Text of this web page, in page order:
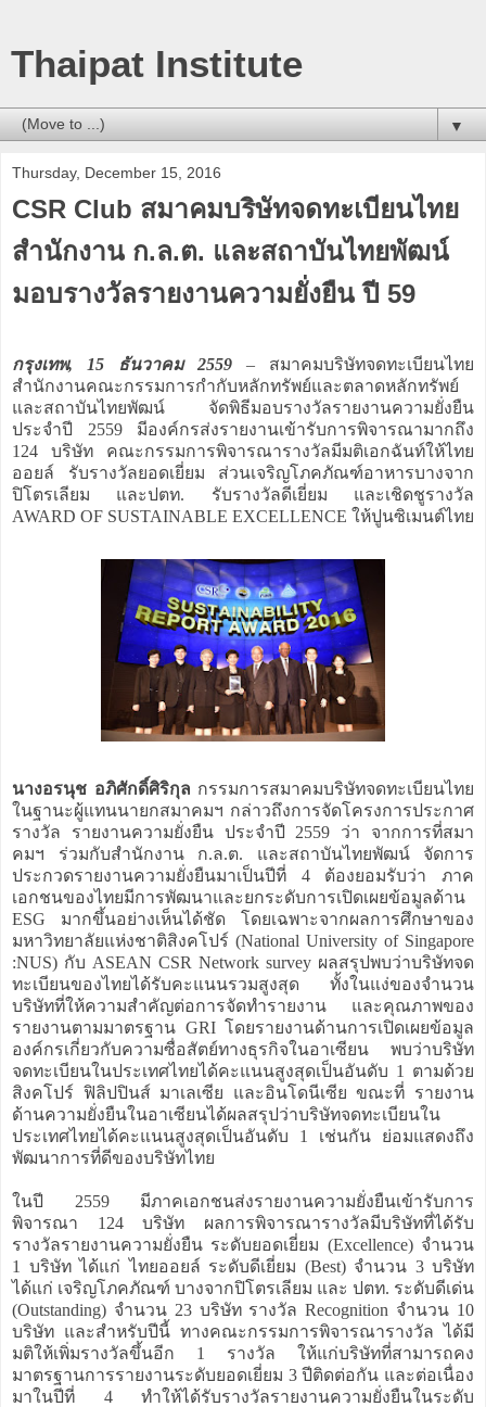
Thaipat Institute
▼
Thursday, December 15, 2016
CSR Club สมาคมบริษัทจดทะเบียนไทย
สำนักงาน ก.ล.ต. และสถาบันไทยพัฒน์
มอบรางวัลรายงานความยั่งยืน ปี 59
กรุงเทพ, 15 ธันวาคม 2559 – สมาคมบริษัทจดทะเบียนไทย
สำนักงานคณะกรรมการกำกับหลักทรัพย์และตลาดหลักทรัพย์
และสถาบันไทยพัฒน์ จัดพิธีมอบรางวัลรายงานความยั่งยืน
ประจำปี 2559 มีองค์กรส่งรายงานเข้ารับการพิจารณามากถึง
124 บริษัท คณะกรรมการพิจารณารางวัลมีมติเอกฉันท์ให้ไทย
ออยล์ รับรางวัลยอดเยี่ยม ส่วนเจริญโภคภัณฑ์อาหารบางจาก
ปิโตรเลียม และปตท. รับรางวัลดีเยี่ยม และเชิดชูรางวัล
AWARD OF SUSTAINABLE EXCELLENCE ให้ปูนซิเมนต์ไทย
นางอรนุช อภิศักดิ์ศิริกุล กรรมการสมาคมบริษัทจดทะเบียนไทย
ในฐานะผู้แทนนายกสมาคมฯ กล่าวถึงการจัดโครงการประกาศ
รางวัล รายงานความยั่งยืน ประจำปี 2559 ว่า จากการที่สมา
คมฯ ร่วมกับสำนักงาน ก.ล.ต. และสถาบันไทยพัฒน์ จัดการ
ประกวดรายงานความยั่งยืนมาเป็นปีที่ 4 ต้องยอมรับว่า ภาค
เอกชนของไทยมีการพัฒนาและยกระดับการเปิดเผยข้อมูลด้าน
ESG มากขึ้นอย่างเห็นได้ชัด โดยเฉพาะจากผลการศึกษาของ
มหาวิทยาลัยแห่งชาติสิงคโปร์ (National University of Singapore
:NUS) กับ ASEAN CSR Network survey ผลสรุปพบว่าบริษัทจด
ทะเบียนของไทยได้รับคะแนนรวมสูงสุด ทั้งในแง่ของจำนวน
บริษัทที่ให้ความสำคัญต่อการจัดทำรายงาน และคุณภาพของ
รายงานตามมาตรฐาน GRI โดยรายงานด้านการเปิดเผยข้อมูล
องค์กรเกี่ยวกับความซื่อสัตย์ทางธุรกิจในอาเซียน พบว่าบริษัท
จดทะเบียนในประเทศไทยได้คะแนนสูงสุดเป็นอันดับ 1 ตามด้วย
สิงคโปร์ ฟิลิปปินส์ มาเลเซีย และอินโดนีเซีย ขณะที่ รายงาน
ด้านความยั่งยืนในอาเซียนได้ผลสรุปว่าบริษัทจดทะเบียนใน
ประเทศไทยได้คะแนนสูงสุดเป็นอันดับ 1 เช่นกัน ย่อมแสดงถึง
พัฒนาการที่ดีของบริษัทไทย
ในปี 2559 มีภาคเอกชนส่งรายงานความยั่งยืนเข้ารับการ
พิจารณา 124 บริษัท ผลการพิจารณารางวัลมีบริษัทที่ได้รับ
รางวัลรายงานความยั่งยืน ระดับยอดเยี่ยม (Excellence) จำนวน
1 บริษัท ได้แก่ ไทยออยล์ ระดับดีเยี่ยม (Best) จำนวน 3 บริษัท
ได้แก่ เจริญโภคภัณฑ์ บางจากปิโตรเลียม และ ปตท. ระดับดีเด่น
(Outstanding) จำนวน 23 บริษัท รางวัล Recognition จำนวน 10
บริษัท และสำหรับปีนี้ ทางคณะกรรมการพิจารณารางวัล ได้มี
มติให้เพิ่มรางวัลขึ้นอีก 1 รางวัล ให้แก่บริษัทที่สามารถคง
มาตรฐานการรายงานระดับยอดเยี่ยม 3 ปีติดต่อกัน และต่อเนื่อง
มาในปีที่ 4 ทำให้ได้รับรางวัลรายงานความยั่งยืนในระดับ